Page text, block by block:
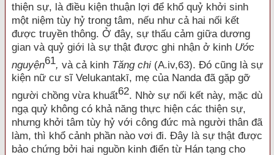
thiện sự, là điều kiện thuận lợi để khổ quỷ khởi sinh
một niệm tùy hỷ trong tâm, nếu như cả hai nối kết
được truyền thông. Ở đây, sự thấu cảm giữa dương
gian và quỷ giới là sự thật được ghi nhận ở kinh Ước
nguyện61, và cả kinh Tăng chi (A.iv,63). Đó cũng là sự
kiện nữ cư sĩ Velukantakī, mẹ của Nanda đã gặp gỡ
người chồng vừa khuất62. Nhờ sự nối kết này, mặc dù
ngạ quỷ không có khả năng thực hiện các thiện sự,
nhưng khởi tâm tùy hỷ với công đức mà người thân đã
làm, thì khổ cảnh phần nào vơi đi. Đây là sự thật được
bảo chứng bởi hai nguồn kinh điển từ Hán tạng cho